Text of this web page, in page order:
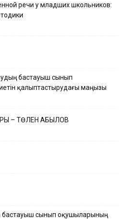
речи у младших школьников:
бастауыш сынып
қалыптастырудағы маңызы
– ТӨЛЕН ҚАБЫЛОВ
бастауыш сынып оқушыларының